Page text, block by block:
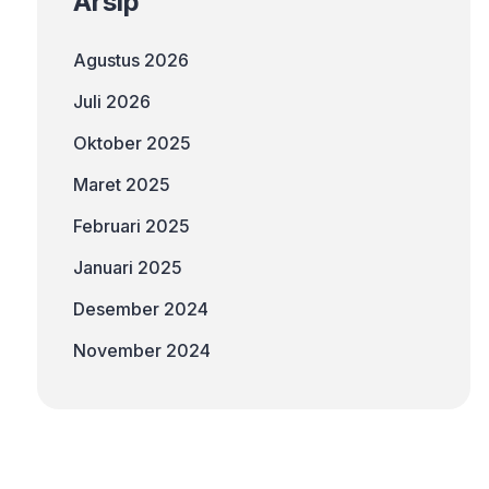
Agustus 2026
Juli 2026
Oktober 2025
Maret 2025
Februari 2025
Januari 2025
Desember 2024
November 2024